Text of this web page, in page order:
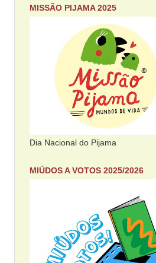
MISSÃO PIJAMA 2025
Dia Nacional do Pijama
MIÚDOS A VOTOS 2025/2026